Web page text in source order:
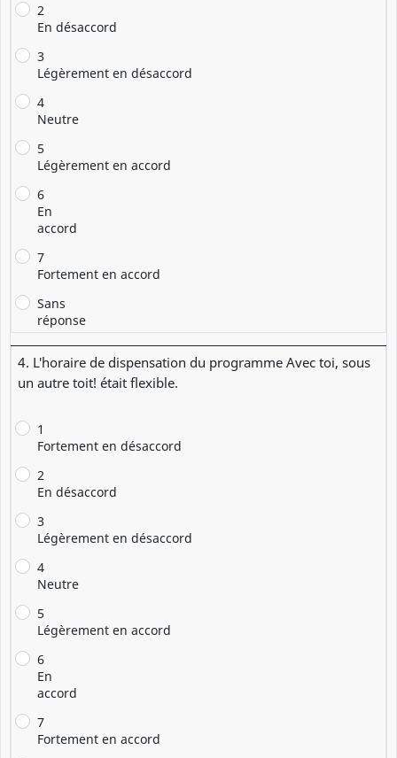
2
En désaccord
3
Légèrement en désaccord
4
Neutre
5
Légèrement en accord
6
En
accord
7
Fortement en accord
Sans
réponse
4. L'horaire de dispensation du programme Avec toi, sous
un autre toit! était flexible.
1
Fortement en désaccord
2
En désaccord
3
Légèrement en désaccord
4
Neutre
5
Légèrement en accord
6
En
accord
7
Fortement en accord